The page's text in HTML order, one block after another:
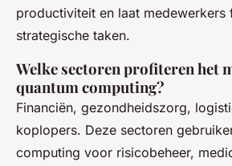
productiviteit en laat medewerkers
strategische taken.
Welke sectoren profiteren het
quantum computing?
Financiën, gezondheidszorg,
koplopers. Deze sectoren
computing voor risicobeheer,